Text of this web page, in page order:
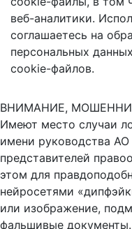
веб-аналитики.
соглашаетесь на
персональных
cookie-файлов.
ВНИМАНИЕ,
Имеют место случаи
имени руководства
представителей
этом для
нейросетями
или изображение,
фальшивые документы.